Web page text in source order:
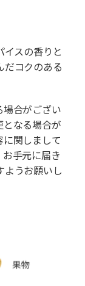
イスの香りと
だコクのある
合がござい
なる場合が
に関しまして
手元に届き
ようお願いし